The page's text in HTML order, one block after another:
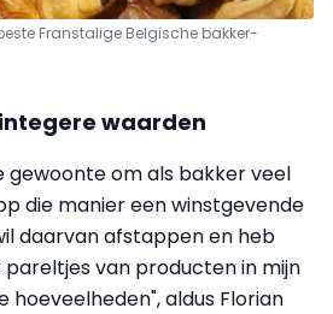
Franstalige Belgische bakker-
integere waarden
gewoonte om als bakker veel
die manier een winstgevende
daarvan afstappen en heb
van producten in mijn
hoeveelheden", aldus Florian